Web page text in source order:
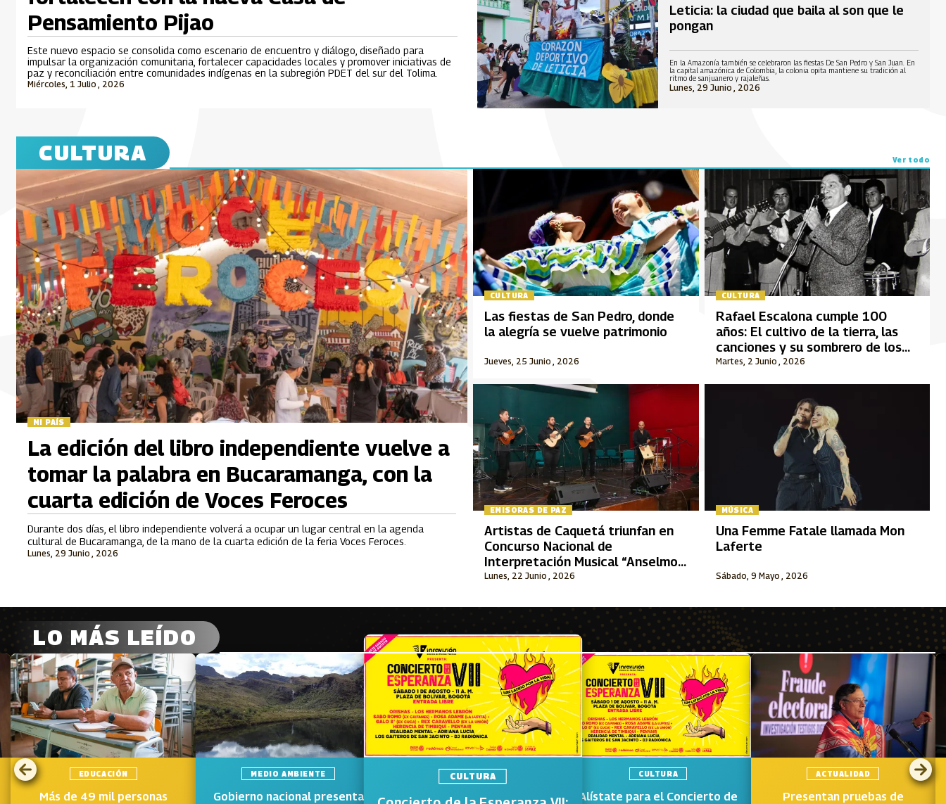
Este nuevo espacio se consolida como escenario de encuentro y diálogo, diseñado para
impulsar la organización comunitaria, fortalecer capacidades locales y promover iniciativas de
paz y reconciliación entre comunidades indígenas en la subregión PDET del sur del Tolima.
Miércoles, 1 Julio , 2026
Pensamiento Pijao
Lunes, 29 Junio , 2026
Leticia: la ciudad que baila al son que le
pongan
En la Amazonía también se celebraron las fiestas De San Pedro y San Juan. En
la capital amazónica de Colombia, la colonia opita mantiene su tradición al
ritmo de sanjuanero y rajaleñas.
CULTURA Ver todo
MI PAÍS
Durante dos días, el libro independiente volverá a ocupar un lugar central en la agenda
cultural de Bucaramanga, de la mano de la cuarta edición de la feria Voces Feroces.
Lunes, 29 Junio , 2026
La edición del libro independiente vuelve a
tomar la palabra en Bucaramanga, con la
cuarta edición de Voces Feroces
CULTURA
Jueves, 25 Junio , 2026
Las fiestas de San Pedro, donde
la alegría se vuelve patrimonio
EMISORAS DE PAZ
Lunes, 22 Junio , 2026
Artistas de Caquetá triunfan en
Concurso Nacional de
Interpretación Musical “Anselmo
Durán Plazas”
CULTURA
Martes, 2 Junio , 2026
Rafael Escalona cumple 100
años: El cultivo de la tierra, las
canciones y su sombrero de los
últimos años
MÚSICA
Sábado, 9 Mayo , 2026
Una Femme Fatale llamada Mon
Laferte
LO MÁS LEÍDO
EDUCACIÓN
Más de 49 mil personas
MEDIO AMBIENTE
Gobierno nacional presenta
CULTURA CULTURA
Alístate para el Concierto de
ACTUALIDAD
Presentan pruebas de